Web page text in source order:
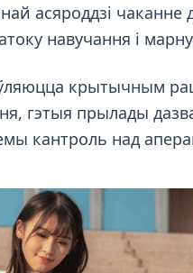
асяроддзі чаканне
навучання і
крытычным
гэтыя прылады
кантроль над